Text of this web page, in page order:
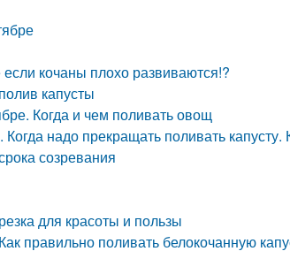
кочаны плохо развиваются!?
капусты
Когда и чем поливать овощ
надо прекращать поливать капусту.
созревания
для красоты и пользы
правильно поливать белокочанную